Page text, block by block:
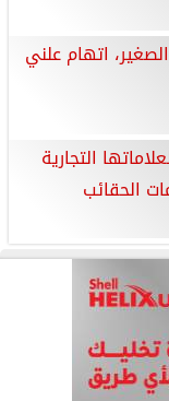
اتهام علني
التجارية
الحقائب